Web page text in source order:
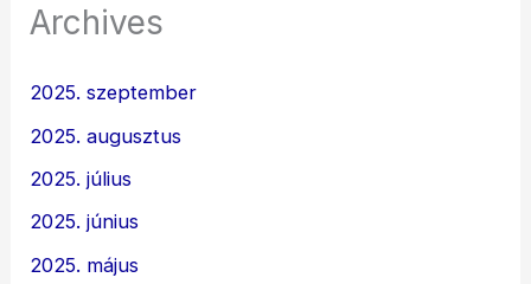
Archives
2025. szeptember
2025. augusztus
2025. július
2025. június
2025. május